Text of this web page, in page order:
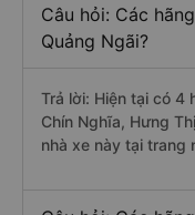
Câu hỏi: Các
Quảng Ngãi?
Trả lời: Hiện tại có 4
Chín Nghĩa, Hưng
nhà xe này tại trang